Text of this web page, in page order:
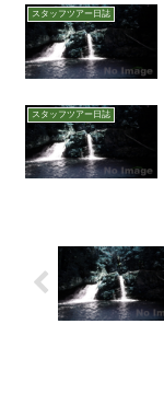
スタッフツアー日誌
スタッフツアー日誌